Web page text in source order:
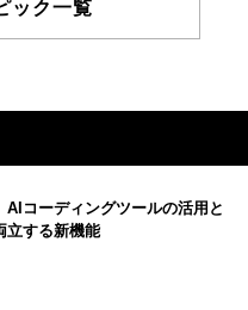
ック一覧
AIコーディングツールの活用と
立する新機能